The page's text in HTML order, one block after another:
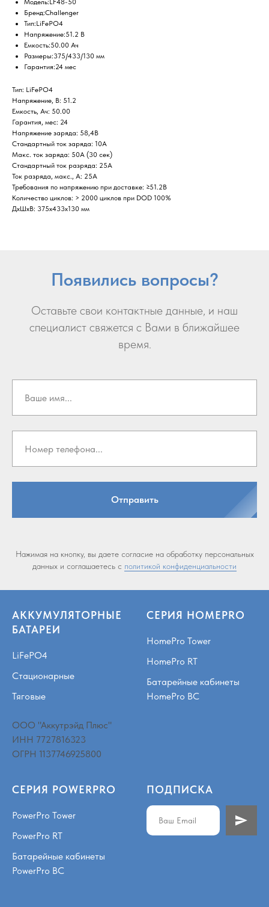
Модель:LF48-50
Бренд:Challenger
Тип:LiFePO4
Напряжение:51.2 В
Емкость:50.00 Ач
Размеры:375/433/130 мм
Гарантия:24 мес
Тип: LiFePO4
Напряжение, В: 51.2
Емкость, Ач: 50.00
Гарантия, мес: 24
Напряжение заряда: 58,4В
Стандартный ток заряда: 10A
Макс. ток заряда: 50А (30 сек)
Стандартный ток разряда: 25A
Ток разряда, макс., А: 25A
Требования по напряжению при доставке: ≥51.2В
Количество циклов: > 2000 циклов при DOD 100%
ДxШxВ: 375x433x130 мм
Появились вопросы?
Оставьте свои контактные данные, и наш
специалист свяжется с Вами в ближайшее
время.
Отправить
Нажимая на кнопку, вы даете согласие на обработку персональных
данных и соглашаетесь c политикой конфиденциальности
АККУМУЛЯТОРНЫЕ
БАТАРЕИ
LiFePO4
Стационарные
Тяговые
ООО "Аккутрэйд Плюс"
ИНН 7727816323
ОГРН 1137746925800
СЕРИЯ HOMEPRO
HomePro Tower
HomePro RT
Батарейные кабинеты
HomePro BC
СЕРИЯ POWERPRO
PowerPro Tower
PowerPro RT
Батарейные кабинеты
PowerPro BC
ПОДПИСКА